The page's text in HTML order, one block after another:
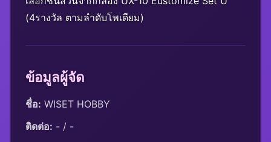
(4รางวัล ตามลำดับโพเดียม)
ข้อมูลผู้จัด
ชื่อ: WISET HOBBY
ติดต่อ: - / -